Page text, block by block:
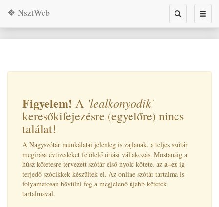
Toggle
search
❖ NsztWeb
Figyelem! A 'lealkonyodik'
keresőkifejezésre (egyelőre) nincs
találat!
A Nagyszótár munkálatai jelenleg is zajlanak, a teljes szótár
megírása évtizedeket felölelő óriási vállakozás. Mostanáig a
húsz kötetesre tervezett szótár első nyolc kötete, az a–ez-ig
terjedő szócikkek készültek el. Az online szótár tartalma is
folyamatosan bővülni fog a megjelenő újabb kötetek
tartalmával.